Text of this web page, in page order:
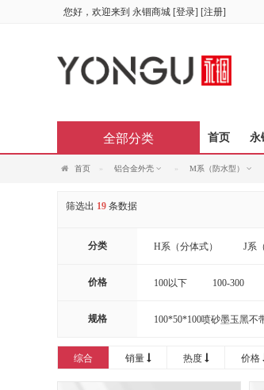
您好，欢迎来到 永锢商城 [登录] [注册]
首页 永
全部分类
首页 铝合金外壳 M系（防水型）
筛选出 19 条数据
分类 H系（分体式） J系
价格 100以下 100-300
规格 100*50*100喷砂墨玉黑不
综合 销量 热度 价格